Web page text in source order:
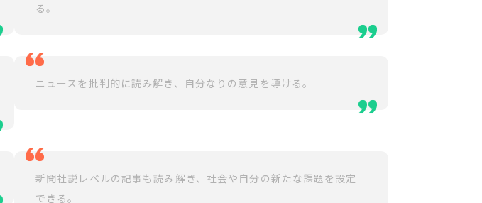
る。
ニュースを批判的に読み解き、自分なりの意見を導ける。
新聞社説レベルの記事も読み解き、社会や自分の新たな課題を設定
できる。